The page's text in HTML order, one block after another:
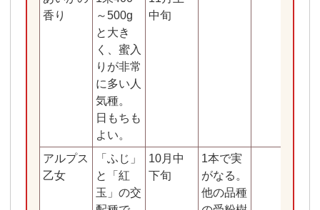
香り
～500g
と大き
く、蜜入
りが非常
に多い人
気種。
日もちも
よい。
中旬
アルプス
乙女
「ふじ」
と「紅
玉」の交
10月中
下旬
1本で実
がなる。
他の品種